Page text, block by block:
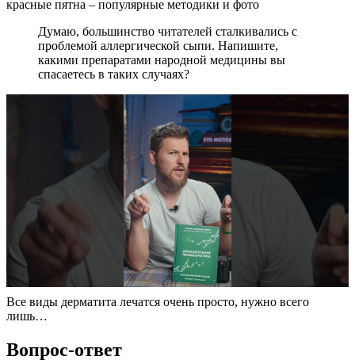
Думаю, большинство читателей сталкивались с
проблемой аллергической сыпи. Напишите,
какими препаратами народной медицины вы
спасаетесь в таких случаях?
Все виды дерматита лечатся очень просто, нужно всего
лишь…
Вопрос-ответ